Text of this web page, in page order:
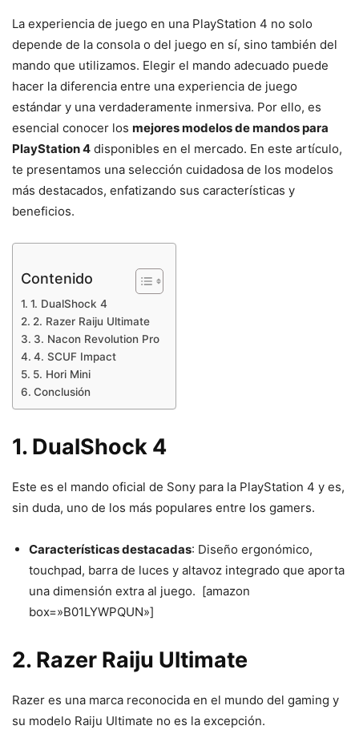
La experiencia de juego en una PlayStation 4 no solo
depende de la consola o del juego en sí, sino también del
mando que utilizamos. Elegir el mando adecuado puede
hacer la diferencia entre una experiencia de juego
estándar y una verdaderamente inmersiva. Por ello, es
esencial conocer los mejores modelos de mandos para
PlayStation 4 disponibles en el mercado. En este artículo,
te presentamos una selección cuidadosa de los modelos
más destacados, enfatizando sus características y
beneficios.
Contenido
1. DualShock 4
2. Razer Raiju Ultimate
3. Nacon Revolution Pro
4. SCUF Impact
5. Hori Mini
Conclusión
1. DualShock 4
Este es el mando oficial de Sony para la PlayStation 4 y es,
sin duda, uno de los más populares entre los gamers.
Características destacadas: Diseño ergonómico,
touchpad, barra de luces y altavoz integrado que aporta
una dimensión extra al juego. [amazon
box=»B01LYWPQUN»]
2. Razer Raiju Ultimate
Razer es una marca reconocida en el mundo del gaming y
su modelo Raiju Ultimate no es la excepción.